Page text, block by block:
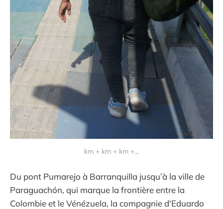
km + km + km +...
Du pont Pumarejo à Barranquilla jusqu’à la ville de
Paraguachón, qui marque la frontière entre la
Colombie et le Vénézuela, la compagnie d'Eduardo